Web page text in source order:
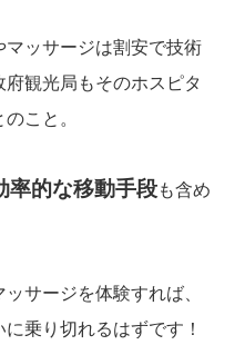
マッサージは割安で技術
観光局もそのホスピタ
こと。
率的な移動手段も含め
サージを体験すれば、
乗り切れるはずです！